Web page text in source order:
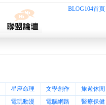
BLOG104首頁
星座命理 文學創作 旅遊休閒
電玩動漫 電腦網路 醫療保健